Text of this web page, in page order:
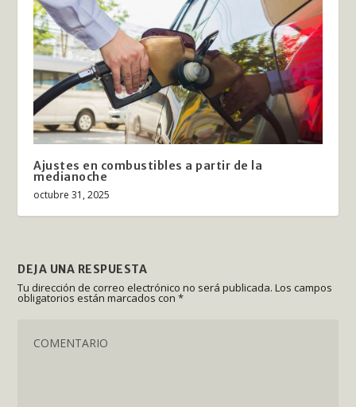
Ajustes en combustibles a partir de la
medianoche
octubre 31, 2025
DEJA UNA RESPUESTA
Tu dirección de correo electrónico no será publicada. Los campos
obligatorios están marcados con*